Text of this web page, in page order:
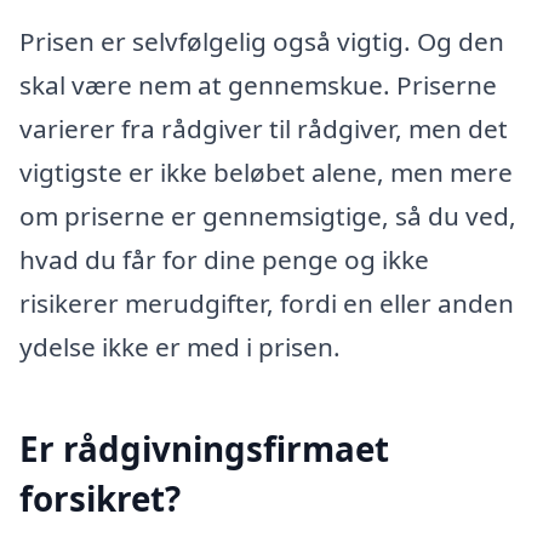
Prisen er selvfølgelig også vigtig. Og den
skal være nem at gennemskue. Priserne
varierer fra rådgiver til rådgiver, men det
vigtigste er ikke beløbet alene, men mere
om priserne er gennemsigtige, så du ved,
hvad du får for dine penge og ikke
risikerer merudgifter, fordi en eller anden
ydelse ikke er med i prisen.
Er rådgivningsfirmaet
forsikret?